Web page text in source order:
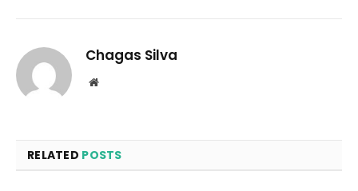
Chagas Silva
Website
RELATED POSTS